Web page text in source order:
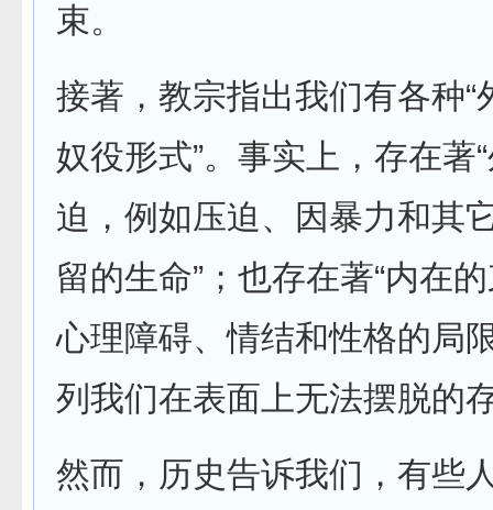
束。
接著，教宗指出我们有各种“
奴役形式”。事实上，存在著
迫，例如压迫、因暴力和其
留的生命”；也存在著“内在
心理障碍、情结和性格的局
列我们在表面上无法摆脱的
然而，历史告诉我们，有些